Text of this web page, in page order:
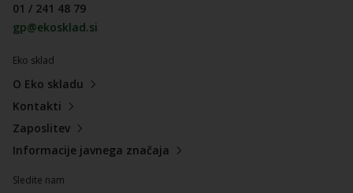
01 / 241 48 79
gp@ekosklad.si
Eko sklad
O Eko skladu
Kontakti
Zaposlitev
Informacije javnega značaja
Sledite nam